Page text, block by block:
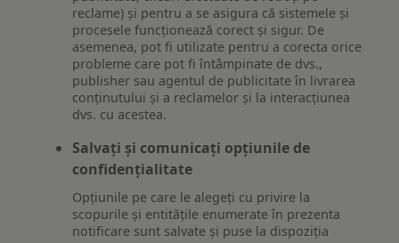
reclame) și pentru a se asigura că sistemele și
procesele funcționează corect și sigur. De
asemenea, pot fi utilizate pentru a corecta orice
probleme care pot fi întâmpinate de dvs.,
publisher sau agentul de publicitate în livrarea
conținutului și a reclamelor și la interacțiunea
dvs. cu acestea.
Salvați și comunicați opțiunile de
confidențialitate
Opțiunile pe care le alegeți cu privire la
scopurile și entitățile enumerate în prezenta
notificare sunt salvate și puse la dispoziția